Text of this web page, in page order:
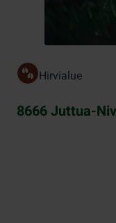
Hirvialue
8666 Juttua-